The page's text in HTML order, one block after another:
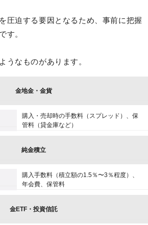
圧迫する要因となるため、事前に把握
す。
うなものがあります。
金地金・金貨
購入・売却時の手数料（スプレッド）、保
管料（貸金庫など）
純金積立
購入手数料（積立額の1.5％〜3％程度）、
年会費、保管料
金ETF・投資信託